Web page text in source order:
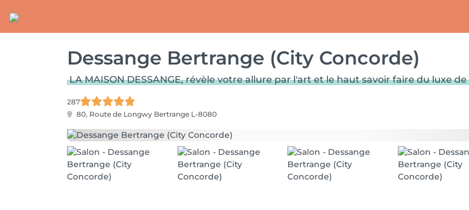
Dessange Bertrange (City Concorde)
LA MAISON DESSANGE, révèle votre allure par l'art et le haut savoir faire du luxe
287
80, Route de Longwy Bertrange L-8080